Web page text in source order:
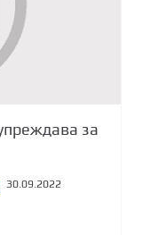
за
30.09.2022